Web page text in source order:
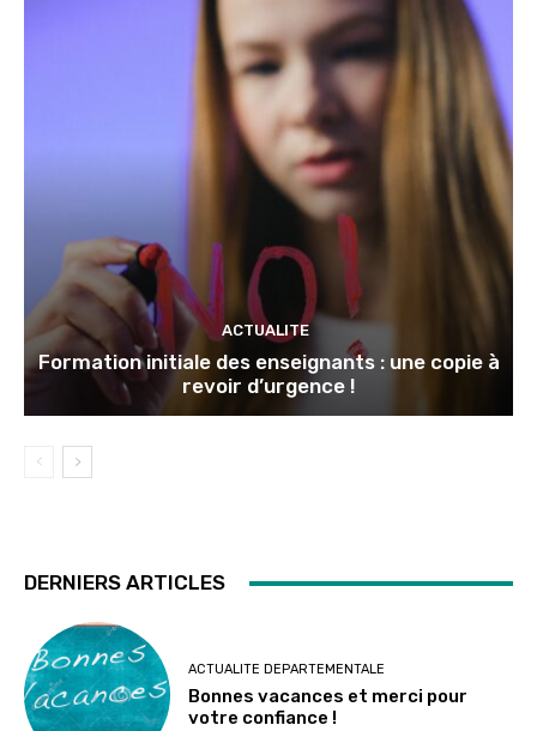
ACTUALITE
Formation initiale des enseignants : une copie à
revoir d’urgence !
DERNIERS ARTICLES
ACTUALITE DEPARTEMENTALE
Bonnes vacances et merci pour
votre confiance !